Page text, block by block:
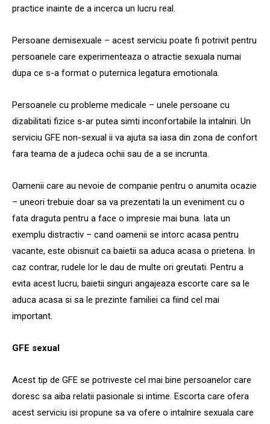
practice inainte de a incerca un lucru real.
Persoane demisexuale – acest serviciu poate fi potrivit pentru
persoanele care experimenteaza o atractie sexuala numai
dupa ce s-a format o puternica legatura emotionala.
Persoanele cu probleme medicale – unele persoane cu
dizabilitati fizice s-ar putea simti inconfortabile la intalniri. Un
serviciu GFE non-sexual ii va ajuta sa iasa din zona de confort
fara teama de a judeca ochii sau de a se incrunta.
Oamenii care au nevoie de companie pentru o anumita ocazie
– uneori trebuie doar sa va prezentati la un eveniment cu o
fata draguta pentru a face o impresie mai buna. Iata un
exemplu distractiv – cand oamenii se intorc acasa pentru
vacante, este obisnuit ca baietii sa aduca acasa o prietena. In
caz contrar, rudele lor le dau de multe ori greutati. Pentru a
evita acest lucru, baietii singuri angajeaza escorte care sa le
aduca acasa si sa le prezinte familiei ca fiind cel mai
important.
GFE sexual
Acest tip de GFE se potriveste cel mai bine persoanelor care
doresc sa aiba relatii pasionale si intime. Escorta care ofera
acest serviciu isi propune sa va ofere o intalnire sexuala care